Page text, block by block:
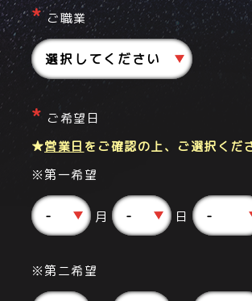
ご職業
ご希望日
★営業日 をご確認の上、ご選択くだ
※第一希望
月 日
※第二希望